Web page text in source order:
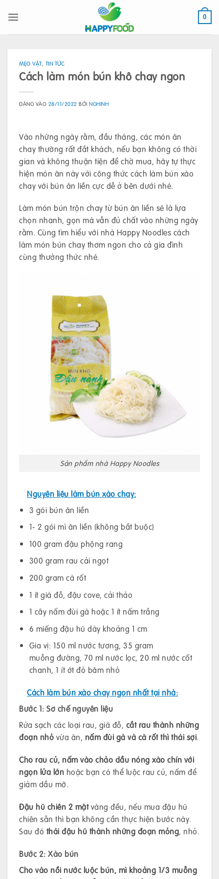
qua
0
MẸO VẶT, TIN TỨC
Cách làm món bún khô chay ngon
ĐĂNG VÀO 28/11/2022 BỞINGHINH
Vào những ngày rằm, đầu tháng, các món ăn
chay thường rất đắt khách, nếu bạn không có thời
gian và không thuận tiện để chờ mua, hãy tự thực
hiện món ăn này với công thức cách làm bún xào
chay với bún ăn liền cực dễ ở bên dưới nhé.
Làm món bún trộn chay từ bún ăn liền sẽ là lựa
chọn nhanh, gọn mà vẫn đủ chất vào những ngày
rằm. Cùng tìm hiểu với nhà Happy Noodles cách
làm món bún chay thơm ngon cho cả gia đình
cùng thưởng thức nhé.
Sản phẩm nhà Happy Noodles
Nguyên liệu làm bún xào chay:
3 gói bún ăn liền
1- 2 gói mì ăn liền (không bắt buộc)
100 gram đậu phộng rang
300 gram rau cải ngọt
200 gram cà rốt
1 ít giá đỗ, đậu cove, cải thảo
1 cây nấm đùi gà hoặc 1 ít nấm trắng
6 miếng đậu hũ dày khoảng 1 cm
Gia vị: 150 ml nước tương, 35 gram
muỗng đường, 70 ml nước lọc, 20 ml nước cốt
chanh, 1 ít ớt đỏ băm nhỏ
Cách làm bún xào chay ngon nhất tại nhà:
Bước 1: Sơ chế nguyên liệu
Rửa sạch các loại rau, giá đỗ, cắt rau thành những
đoạn nhỏ vừa ăn, nấm đùi gà và cà rốt thì thái sợi.
Cho rau củ, nấm vào chảo dầu nóng xào chín với
ngọn lửa lớn hoặc bạn có thể luộc rau củ, nấm để
giảm dầu mỡ.
Đậu hũ chiên 2 mặtvàng đều, nếu mua đậu hũ
chiên sẵn thì bạn không cần thực hiện bước này.
Sau đó thái đậu hũ thành những đoạn mỏng, nhỏ.
Bước 2: Xào bún
Cho vào nồi nước luộc bún, mì khoảng 1/3 muỗng